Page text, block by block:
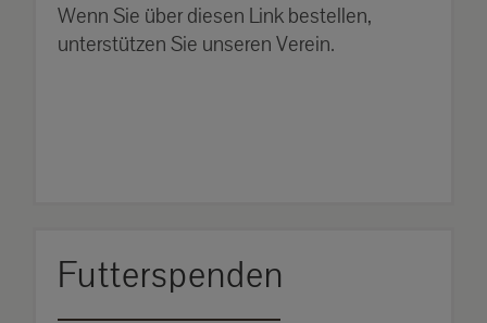
Wenn Sie über diesen Link bestellen,
unterstützen Sie unseren Verein.
Futterspenden